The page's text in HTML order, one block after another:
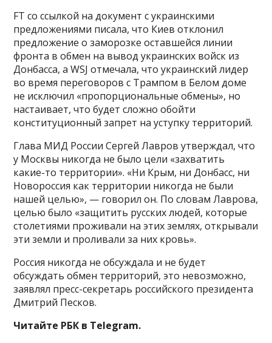
FT со ссылкой на документ с украинскими
предложениями писала, что Киев отклонил
предложение о заморозке оставшейся линии
фронта в обмен на вывод украинских войск из
Донбасса, а WSJ отмечала, что украинский лидер
во время переговоров с Трампом в Белом доме
не исключил «пропорциональные обмены», но
настаивает, что будет сложно обойти
конституционный запрет на уступку территорий.
Глава МИД России Сергей Лавров утверждал, что
у Москвы никогда не было цели «захватить
какие-то территории». «Ни Крым, ни Донбасс, ни
Новороссия как территории никогда не были
нашей целью», — говорил он. По словам Лаврова,
целью было «защитить русских людей, которые
столетиями проживали на этих землях, открывали
эти земли и проливали за них кровь».
Россия никогда не обсуждала и не будет
обсуждать обмен территорий, это невозможно,
заявлял пресс-секретарь российского президента
Дмитрий Песков.
Читайте РБК в Telegram.